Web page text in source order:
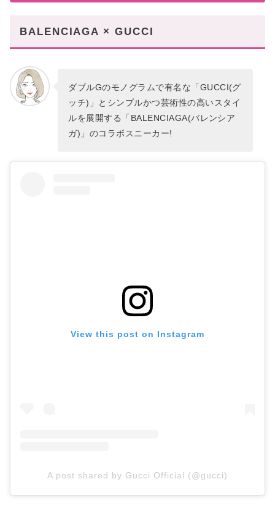
BALENCIAGA × GUCCI
ダブルGのモノグラムで有名な「GUCCI(グ
ッチ)」とシンプルかつ芸術性の高いスタイ
ルを展開する「BALENCIAGA(バレンシア
ガ)」のコラボスニーカー!
View this post on Instagram
A post shared by Gucci Official (@gucci)